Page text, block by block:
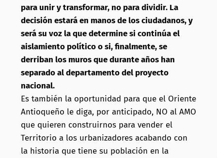
para unir y transformar, no para dividir. La
decisión estará en manos de los ciudadanos, y
será su voz la que determine si continúa el
aislamiento político o si, finalmente, se
derriban los muros que durante años han
separado al departamento del proyecto
nacional.
Es también la oportunidad para que el Oriente
Antioqueño le diga, por anticipado, NO al AMO
que quieren construirnos para vender el
Territorio a los urbanizadores acabando con
la historia que tiene su población en la